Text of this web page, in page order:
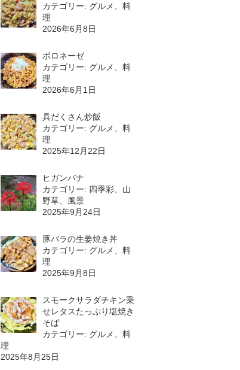
カテゴリー: グルメ、料
理
2026年6月8日
ボロネーゼ
カテゴリー: グルメ、料
理
2026年6月1日
具だくさん炒飯
カテゴリー: グルメ、料
理
2025年12月22日
ヒガンバナ
カテゴリー: 四季彩、山
野草、風景
2025年9月24日
豚バラの生姜焼き丼
カテゴリー: グルメ、料
理
2025年9月8日
スモークサラダチキン乗
せレタスたっぷり塩焼き
そば
カテゴリー: グルメ、料
理
2025年8月25日